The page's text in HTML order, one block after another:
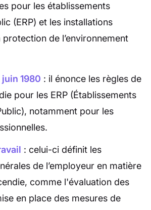
pour les établissements
(ERP) et les installations
de l’environnement
1980 : il énonce les règles de
pour les ERP (Établissements
notamment pour les
: celui-ci définit les
de l’employeur en matière
comme l'évaluation des
en place des mesures de